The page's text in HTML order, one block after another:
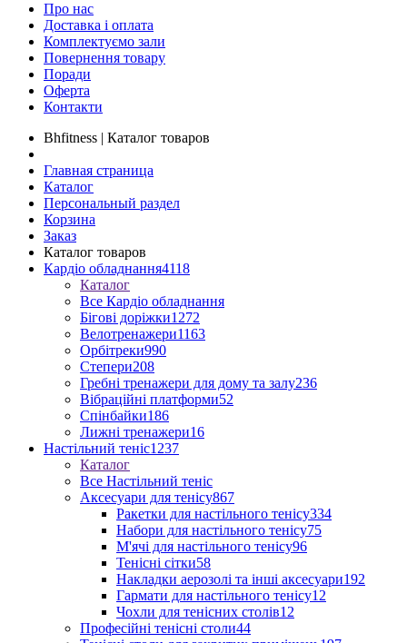
Про нас
Доставка і оплата
Комплектуємо зали
Повернення товару
Поради
Оферта
Контакти
Bhfitness | Каталог товаров
Главная страница
Каталог
Персональный раздел
Корзина
Заказ
Каталог товаров
Кардіо обладнання4118
Каталог
Все Кардіо обладнання
Бігові доріжки1272
Велотренажери1163
Орбітреки990
Степери208
Гребні тренажери для дому та залу236
Вібраційні платформи52
Спінбайки186
Лижні тренажери16
Настільний теніс1237
Каталог
Все Настільний теніс
Аксесуари для тенісу867
Ракетки для настільного тенісу334
Набори для настільного тенісу75
М'ячі для настільного тенісу96
Тенісні сітки58
Накладки аерозолі та інші аксесуари192
Гармати для настільного тенісу12
Чохли для тенісних столів12
Професійні тенісні столи44